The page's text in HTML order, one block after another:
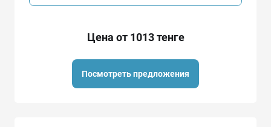
Цена от 1013 тенге
Посмотреть предложения